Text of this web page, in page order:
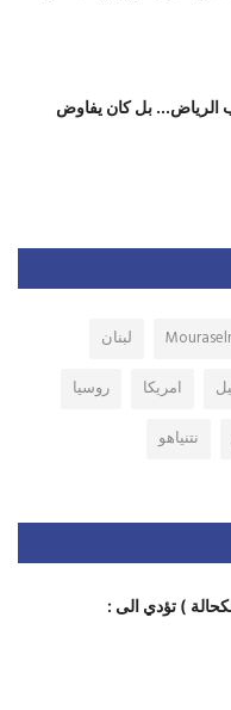
الرياض... بل كان يفاوض
لبنان
امريكا
روسيا
نتنياهو
) تؤدي الى :